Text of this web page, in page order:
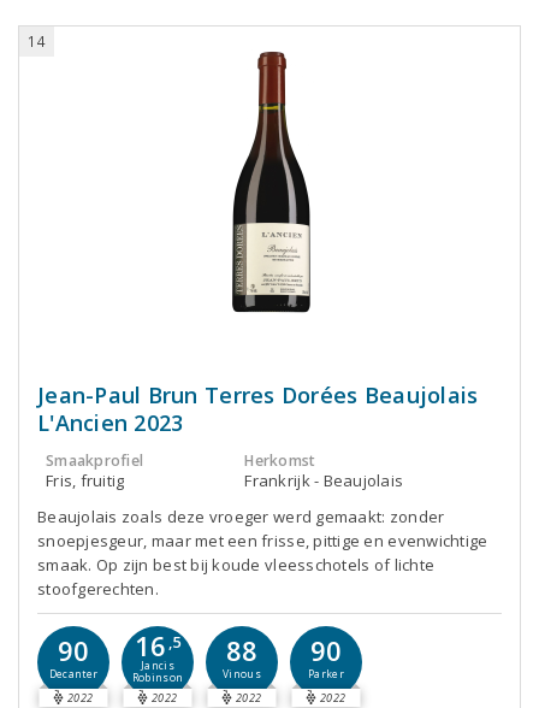
14
Jean-Paul Brun Terres Dorées Beaujolais
L'Ancien 2023
Smaakprofiel
Fris, fruitig
Herkomst
Frankrijk - Beaujolais
Beaujolais zoals deze vroeger werd gemaakt: zonder
snoepjesgeur, maar met een frisse, pittige en evenwichtige
smaak. Op zijn best bij koude vleesschotels of lichte
stoofgerechten.
90
Decanter
2022
16,5
Jancis
Robinson
2022
88
Vinous
2022
90
Parker
2022